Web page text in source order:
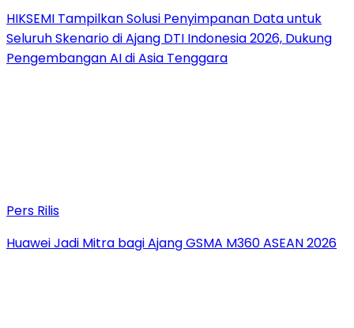
HIKSEMI Tampilkan Solusi Penyimpanan Data untuk
Seluruh Skenario di Ajang DTI Indonesia 2026, Dukung
Pengembangan AI di Asia Tenggara
Pers Rilis
Huawei Jadi Mitra bagi Ajang GSMA M360 ASEAN 2026